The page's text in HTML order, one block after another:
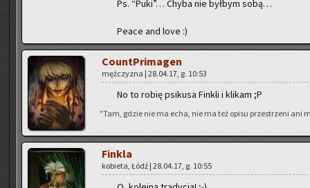
Ps. “Puki”… Chyba nie był­bym sobą…
Peace and love :)
Co­unt­Pri­ma­gen
męż­czy­zna | 28.04.17, g. 10:53
No to robię psi­ku­sa Fin­kli i kli­kam ;P
"Tam, gdzie nie ma echa, nie ma też opisu prze­strze­ni ani
Fin­kla
ko­bie­ta, Łódź | 28.04.17, g. 10:55